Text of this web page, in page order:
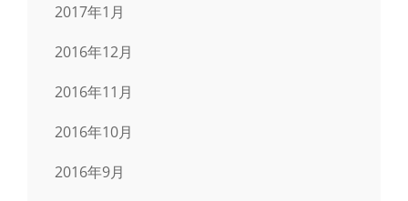
2017年1月
2016年12月
2016年11月
2016年10月
2016年9月